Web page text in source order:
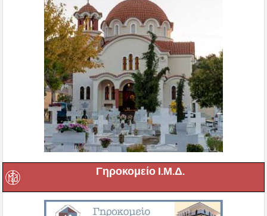
Γηροκομείο Ι.Μ.Δ.